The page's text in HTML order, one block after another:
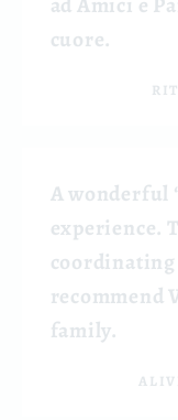
cuore.
A wonderful
experience.
recommend
family.